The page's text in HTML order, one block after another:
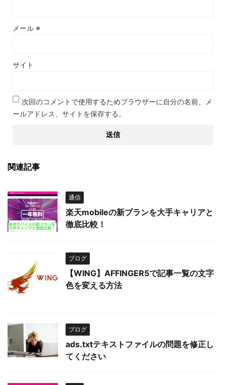
メール ※
サイト
次回のコメントで使用するためブラウザーに自分の名前、メ
ールアドレス、サイトを保存する。
関連記事
通信
楽天mobileの新プランを大手キャリアと
徹底比較！
ブログ
【WING】AFFINGER5で記事一覧の文字
色を変える方法
ブログ
ads.txtテキストファイルの問題を修正し
てください